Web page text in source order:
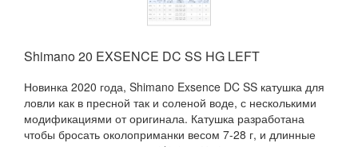
Shimano 20 EXSENCE DC SS HG LEFT
Новинка 2020 года, Shimano Exsence DC SS катушка для
ловли как в пресной так и соленой воде, с несколькими
модификациями от оригинала. Катушка разработана
чтобы бросать околоприманки весом 7-28 г, и длинные